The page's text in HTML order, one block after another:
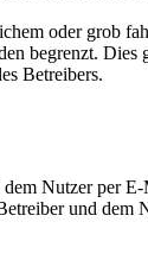
oder grob
begrenzt.
Betreibers.
Nutzer per
und dem